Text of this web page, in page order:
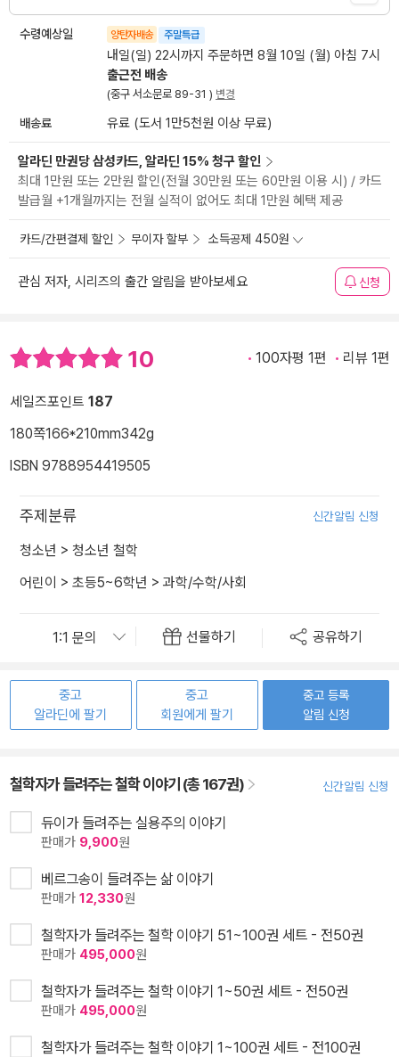
수령예상일 양탄자배송 주말특급
내일(일) 22시까지 주문하면 8월 10일 (월) 아침 7시
출근전 배송
(중구 서소문로 89-31 ) 변경
배송료 유료 (도서 1만5천원 이상 무료)
알라딘 만권당 삼성카드, 알라딘 15% 청구 할인
최대 1만원 또는 2만원 할인(전월 30만원 또는 60만원 이용 시) / 카드
발급월 +1개월까지는 전월 실적이 없어도 최대 1만원 혜택 제공
카드/간편결제 할인 무이자 할부 소득공제 450원
관심 저자, 시리즈의 출간 알림을 받아보세요 신청
10 100자평 1편 리뷰 1편
세일즈포인트 187
180쪽166*210mm342g
ISBN 9788954419505
주제분류 신간알림 신청
청소년 > 청소년 철학
어린이 > 초등5~6학년 > 과학/수학/사회
선물하기 공유하기
중고
알라딘에 팔기
중고
회원에게 팔기
중고 등록
알림 신청
철학자가 들려주는 철학 이야기 (총 167권) 신간알림 신청
듀이가 들려주는 실용주의 이야기
판매가 9,900원
베르그송이 들려주는 삶 이야기
판매가 12,330원
철학자가 들려주는 철학 이야기 51~100권 세트 - 전50권
판매가 495,000원
철학자가 들려주는 철학 이야기 1~50권 세트 - 전50권
판매가 495,000원
철학자가 들려주는 철학 이야기 1~100권 세트 - 전100권